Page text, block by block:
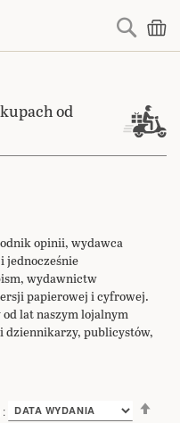
Search
od
opinii, wydawca
jednocześnie
wydawnictw
papierowej i cyfrowej.
lat naszym lojalnym
dziennikarzy, publicystów,